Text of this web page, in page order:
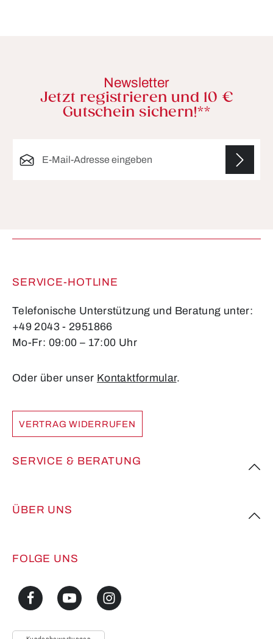
Newsletter
Jetzt registrieren und 10 €
Gutschein sichern!**
SERVICE-HOTLINE
Telefonische Unterstützung und Beratung unter:
+49 2043 - 2951866
Mo-Fr: 09:00 – 17:00 Uhr
Oder über unser Kontaktformular.
VERTRAG WIDERRUFEN
SERVICE & BERATUNG
ÜBER UNS
FOLGE UNS